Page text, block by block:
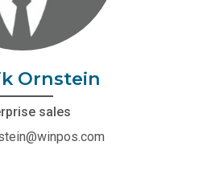
Ornstein
sales